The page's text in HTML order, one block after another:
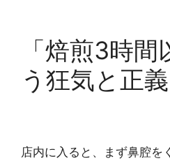
「焙煎3時
う狂気と正義
店内に入ると、まず鼻腔を